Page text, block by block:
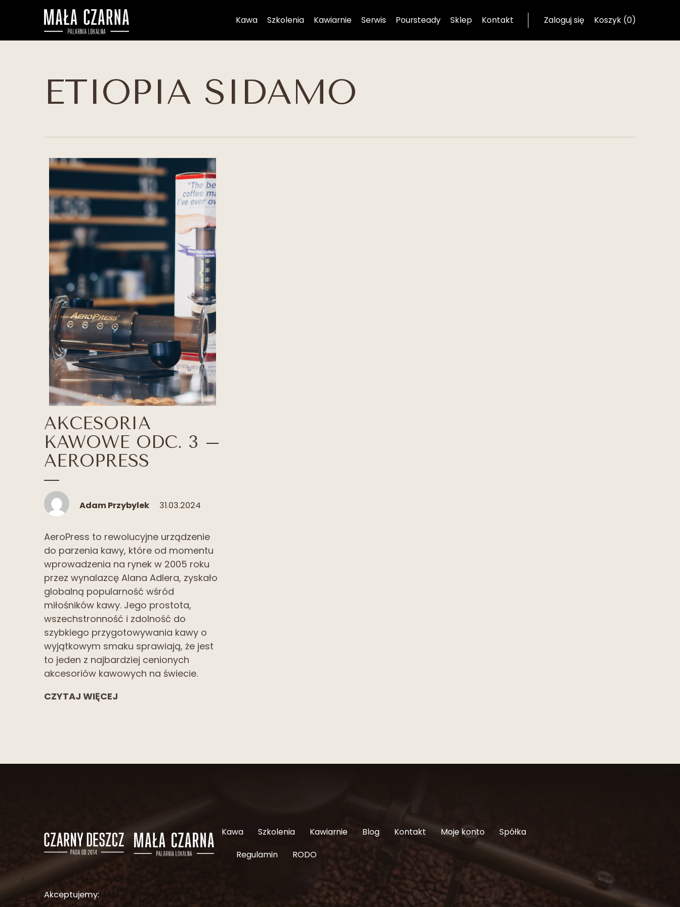
Kawa Szkolenia Kawiarnie Serwis Poursteady Sklep Kontakt Zaloguj się Koszyk (0)
ETIOPIA SIDAMO
AKCESORIA
KAWOWE ODC. 3 –
AEROPRESS
Adam Przybylek 31.03.2024
AeroPress to rewolucyjne urządzenie
do parzenia kawy, które od momentu
wprowadzenia na rynek w 2005 roku
przez wynalazcę Alana Adlera, zyskało
globalną popularność wśród
miłośników kawy. Jego prostota,
wszechstronność i zdolność do
szybkiego przygotowywania kawy o
wyjątkowym smaku sprawiają, że jest
to jeden z najbardziej cenionych
akcesoriów kawowych na świecie.
CZYTAJ WIĘCEJ
Kawa Szkolenia Kawiarnie Blog Kontakt Moje konto
Spółka
Regulamin
RODO
Akceptujemy: